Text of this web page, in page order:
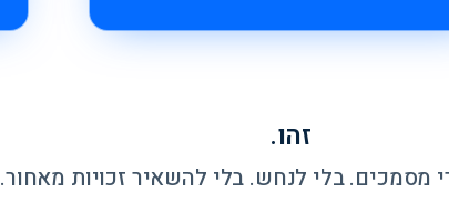
זהו.
מסמכים. בלי לנחש. בלי להשאיר זכויות מאחור.